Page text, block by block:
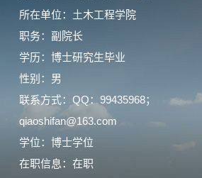
所在单位：土木工程学院
职务：副院长
学历：博士研究生毕业
性别：男
联系方式：QQ：99435968；
qiaoshifan@163.com
学位：博士学位
在职信息：在职